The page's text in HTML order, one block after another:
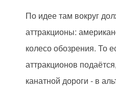
По идее там вокруг
аттракционы:
колесо обозрения. То
аттракционов
канатной дороги - в